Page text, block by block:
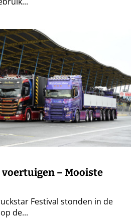
– Mooiste
Festival stonden in de
de...